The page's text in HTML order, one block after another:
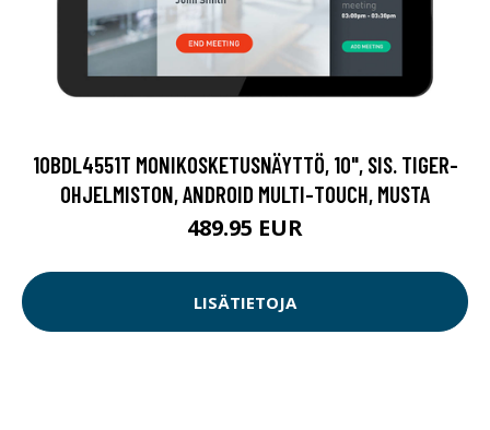
10BDL4551T MONIKOSKETUSNÄYTTÖ, 10", SIS. TIGER-
OHJELMISTON, ANDROID MULTI-TOUCH, MUSTA
489.95 EUR
LISÄTIETOJA